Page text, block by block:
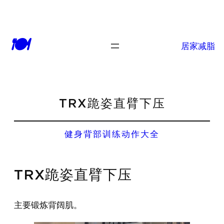
🍽 居家减脂
TRX跪姿直臂下压
健身背部训练动作大全
TRX跪姿直臂下压
主要锻炼背阔肌。